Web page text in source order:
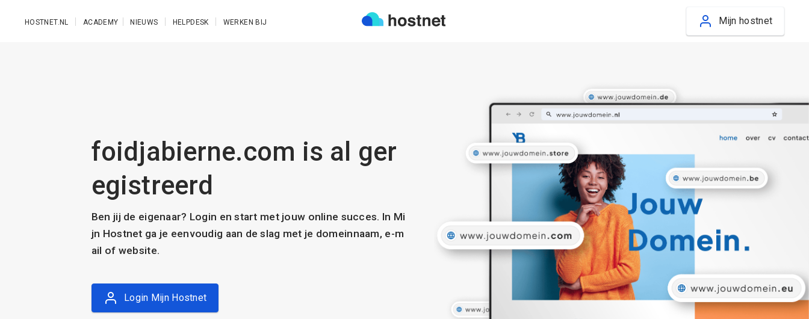
HOSTNET.NL ACADEMY NIEUWS HELPDESK WERKEN BIJ Mijn hostnet
foidjabierne.com is al ger
egistreerd
Ben jij de eigenaar? Login en start met jouw online succes. In Mi
jn Hostnet ga je eenvoudig aan de slag met je domeinnaam, e-m
ail of website.
Login Mijn Hostnet